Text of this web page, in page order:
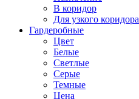
В коридор
Для узкого коридора
Гардеробные
Цвет
Белые
Светлые
Серые
Темные
Цена